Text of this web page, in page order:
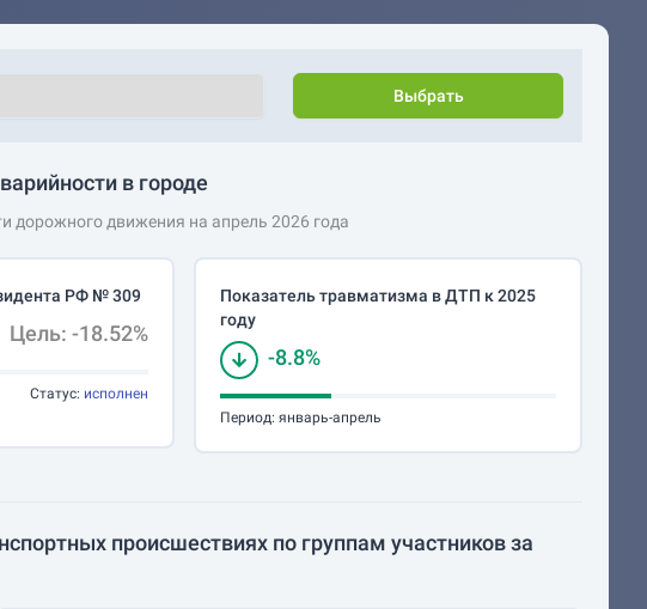
Выбрать
в городе
дорожного движения на апрель 2026 года
РФ № 309
Цель: -18.52%
Статус: исполнен
Показатель травматизма в ДТП к 2025
году
-8.8%
Период: январь-апрель
происшествиях по группам участников за